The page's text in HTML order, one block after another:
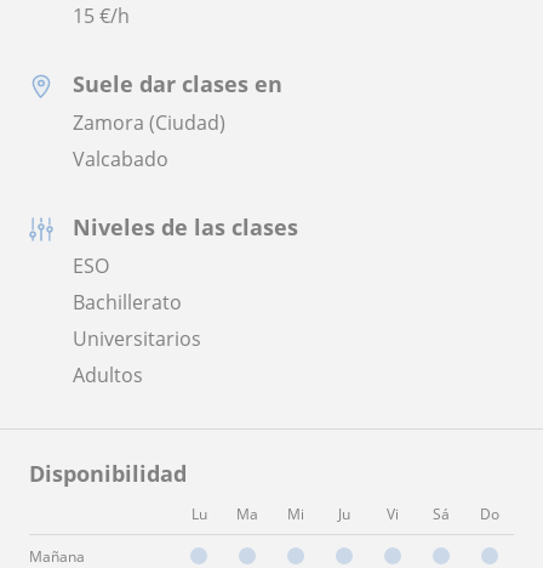
15€/h
Suele dar clases en
Zamora (Ciudad)
Valcabado
Niveles de las clases
ESO
Bachillerato
Universitarios
Adultos
Disponibilidad
Lu Ma Mi Ju Vi Sá Do
Mañana